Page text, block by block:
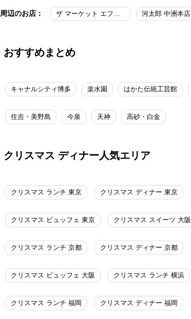
周辺のお店： ザ マーケット エフ／グランド ハイアット 福岡 河太郎 中洲本店
おすすめまとめ
キャナルシティ博多 楽水園 はかた伝統工芸館
住吉・美野島 今泉 天神 高砂・白金
クリスマス ディナー人気エリア
クリスマス ランチ 東京 クリスマス ディナー 東京
クリスマス ビュッフェ 東京 クリスマス スイーツ 大阪
クリスマス ランチ 京都 クリスマス ディナー 京都
クリスマス ビュッフェ 大阪 クリスマス ランチ 横浜
クリスマス ランチ 福岡 クリスマス ディナー 福岡